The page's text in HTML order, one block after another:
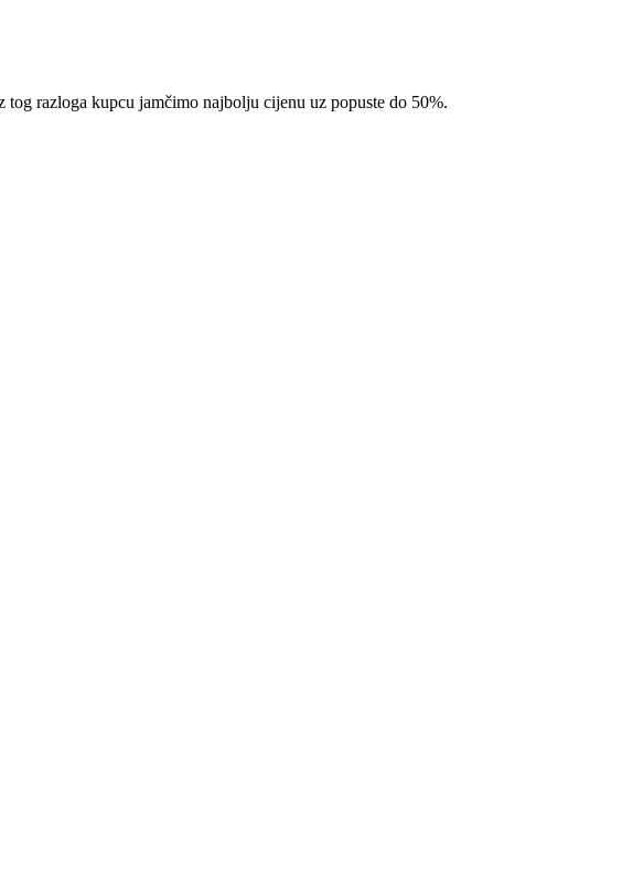
razloga kupcu jamčimo najbolju cijenu uz popuste do 50%.